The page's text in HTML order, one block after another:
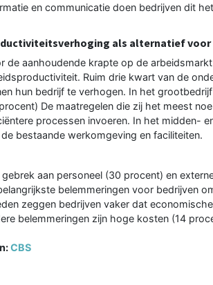
en communicatie doen bedrijven dit
als alternatief
de aanhoudende krapte op de
Ruim drie kwart van de
hun bedrijf te verhogen. In het
De maatregelen die zij het meest
processen invoeren. In het midden-
bestaande werkomgeving en faciliteiten.
gebrek aan personeel (30 procent) en
belemmeringen voor bedrijven
zeggen bedrijven vaker dat
belemmeringen zijn hoge kosten (14
CBS